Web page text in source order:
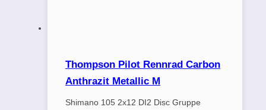
Thompson Pilot Rennrad Carbon
Anthrazit Metallic M
Shimano 105 2x12 DI2 Disc Gruppe